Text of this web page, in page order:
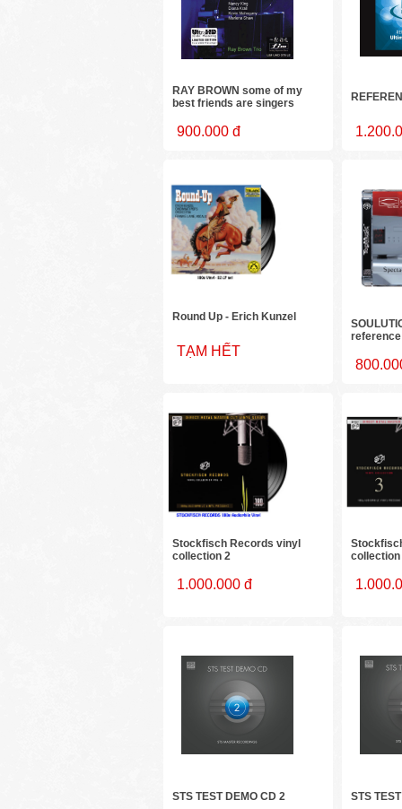
RAY BROWN some of my
best friends are singers
900.000 đ
Round Up - Erich Kunzel
TẠM HẾT
Stockfisch Records vinyl
collection 2
1.000.000 đ
collection
STS TEST DEMO CD 2 STS